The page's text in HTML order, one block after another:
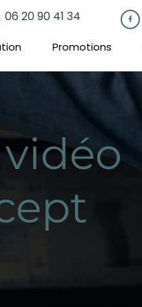
Promotions
06 20 90 41 34 